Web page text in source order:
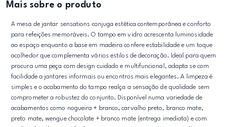
Mais sobre o produto
A mesa de jantar sensations conjuga estética contemporânea e conforto
para refeições memoráveis. O tampo em vidro acrescenta luminosidade
ao espaço enquanto a base em madeira confere estabilidade e um toque
acolhedor que complementa vários estilos de decoração. Ideal para quem
procura uma peça com design cuidado e multifuncional, adapta se com
facilidade a jantares informais ou encontros mais elegantes. A limpeza é
simples e o acabamento do tampo realça a sensação de qualidade sem
comprometer a robustez do conjunto. Disponível numa variedade de
acabamentos como nogueira + branco, carvalho preto, branco mate,
preto mate, wengue chocolate + branco mate (entrega imediata) e com